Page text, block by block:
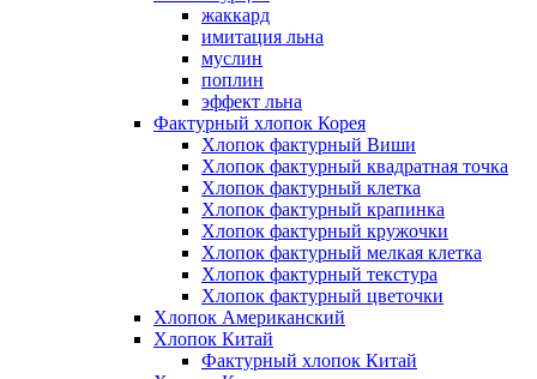
жаккард
имитация льна
муслин
поплин
эффект льна
Фактурный хлопок Корея
Хлопок фактурный Виши
Хлопок фактурный квадратная точка
Хлопок фактурный клетка
Хлопок фактурный крапинка
Хлопок фактурный кружочки
Хлопок фактурный мелкая клетка
Хлопок фактурный текстура
Хлопок фактурный цветочки
Хлопок Американский
Хлопок Китай
Фактурный хлопок Китай